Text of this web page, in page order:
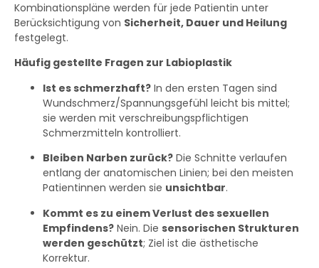
Kombinationspläne werden für jede Patientin unter
Berücksichtigung von Sicherheit, Dauer und Heilung
festgelegt.
Häufig gestellte Fragen zur Labioplastik
Ist es schmerzhaft? In den ersten Tagen sind
Wundschmerz/Spannungsgefühl leicht bis mittel;
sie werden mit verschreibungspflichtigen
Schmerzmitteln kontrolliert.
Bleiben Narben zurück? Die Schnitte verlaufen
entlang der anatomischen Linien; bei den meisten
Patientinnen werden sie unsichtbar.
Kommt es zu einem Verlust des sexuellen
Empfindens? Nein. Die sensorischen Strukturen
werden geschützt; Ziel ist die ästhetische
Korrektur.